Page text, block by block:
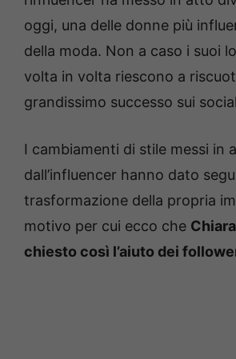
oggi, una delle donne più
della moda. Non a caso i suoi
volta in volta riescono a
grandissimo successo sui
I cambiamenti di stile messi in
dall’influencer hanno dato
trasformazione della propria
motivo per cui ecco che
chiesto così l’aiuto dei